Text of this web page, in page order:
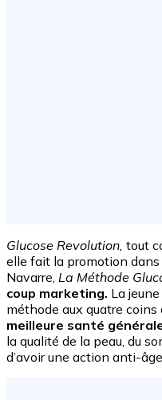
Glucose Revolution, tout
elle fait la promotion dans
Navarre, La Méthode
coup marketing. La
méthode aux quatre
meilleure santé
la qualité de la peau, du
d’avoir une action anti-